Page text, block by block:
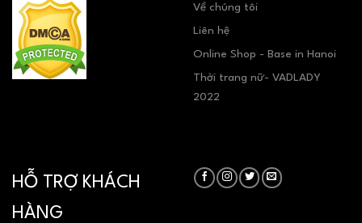
Về chúng tôi
Liên hệ
Online Shop - Base in Hanoi
Thời trang nữ- VADLADY
2022
HỖ TRỢ KHÁCH
HÀNG